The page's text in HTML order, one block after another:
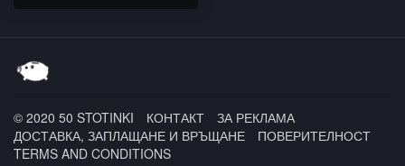
© 2020 50 STOTINKI КОНТАКТ
ЗА РЕКЛАМА
ДОСТАВКА, ЗАПЛАЩАНЕ И ВРЪЩАНЕ
ПОВЕРИТЕЛНОСТ
TERMS AND CONDITIONS